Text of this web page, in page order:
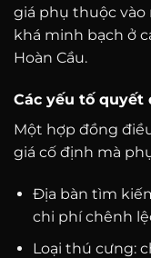
giá phụ thuộc vào
khá minh bạch ở
Hoàn Cầu.
Các yếu tố quyết
Một hợp đồng
giá cố định mà
Địa bàn tìm
chi phí chênh
Loại thú cưng: